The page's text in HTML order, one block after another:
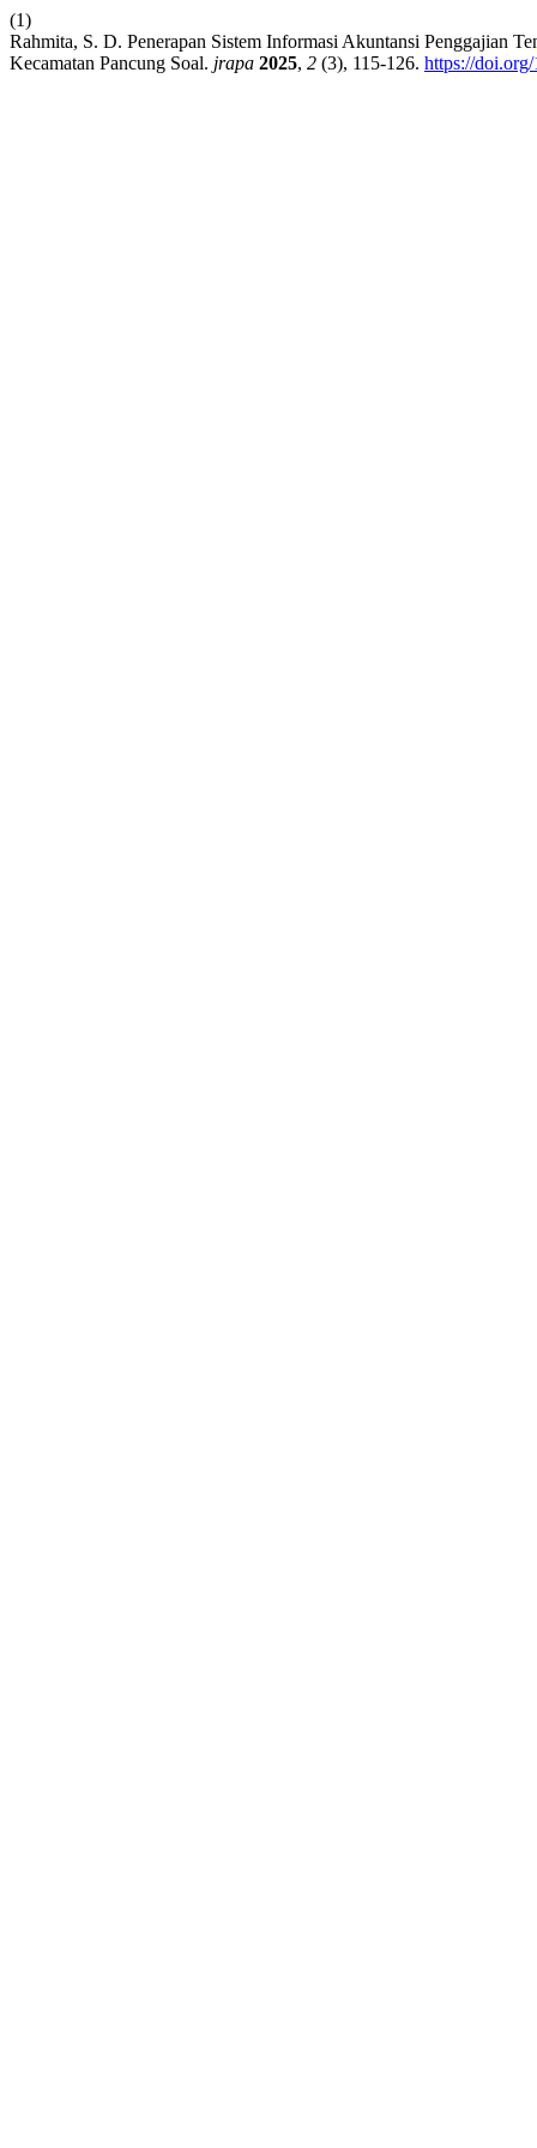
(1)
Rahmita, S. D. Penerapan Sistem Informasi Akuntansi Penggajian
Kecamatan Pancung Soal. jrapa 2025, 2 (3), 115-126. https://